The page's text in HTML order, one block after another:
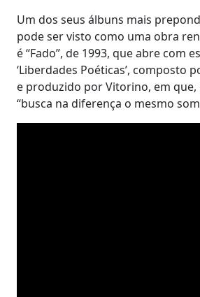
Um dos seus álbuns mais
pode ser visto como uma obra
é “Fado”, de 1993, que abre com
‘Liberdades Poéticas’, composto
e produzido por Vitorino, em que,
“busca na diferença o mesmo